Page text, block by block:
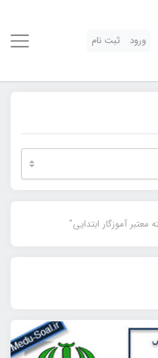
ورود ثبت نام
آموزگار ابتدایی”